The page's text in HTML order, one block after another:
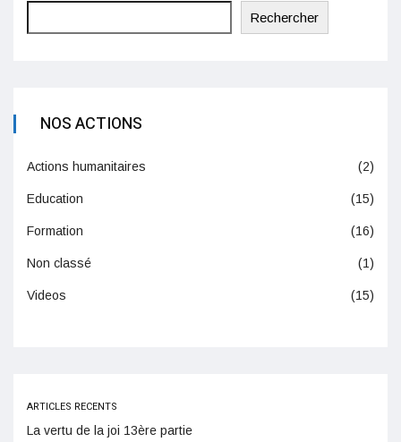
Rechercher
NOS ACTIONS
Actions humanitaires (2)
Education (15)
Formation (16)
Non classé (1)
Videos (15)
ARTICLES RECENTS
La vertu de la joi 13ère partie